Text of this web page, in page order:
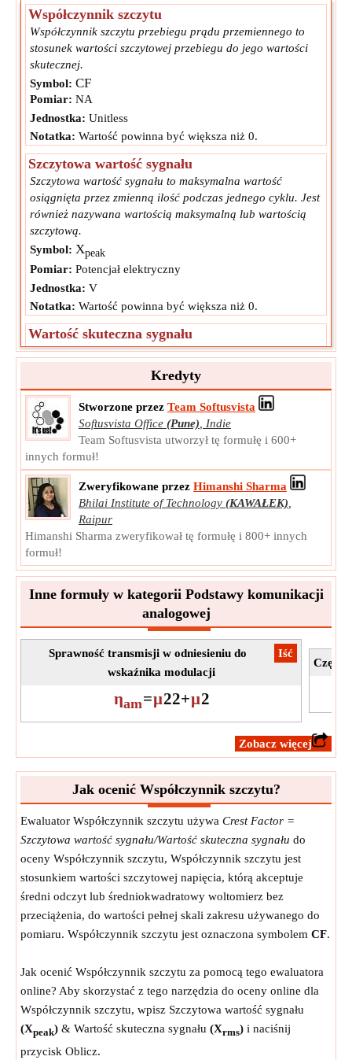
Współczynnik szczytu
Współczynnik szczytu przebiegu prądu przemiennego to
stosunek wartości szczytowej przebiegu do jego wartości
skutecznej.
Symbol: CF
Pomiar: NA
Jednostka: Unitless
Notatka: Wartość powinna być większa niż 0.
Szczytowa wartość sygnału
Szczytowa wartość sygnału to maksymalna wartość
osiągnięta przez zmienną ilość podczas jednego cyklu. Jest
również nazywana wartością maksymalną lub wartością
szczytową.
Symbol: Xpeak
Pomiar: Potencjał elektryczny
Jednostka: V
Notatka: Wartość powinna być większa niż 0.
Wartość skuteczna sygnału
Wartość skuteczna sygnału to średnia kwadratowa
Symbol:
Xrms
Pomiar:
Potencjał elektryczny
Jednostka:V
Notatka:Wartość powinna być większa niż 0.
Kredyty
Stworzone przez Team Softusvista
Softusvista Office (Pune), Indie
Team Softusvista utworzył tę formułę i 600+
innych formuł!
Zweryfikowane przez Himanshi Sharma
Bhilai Institute of Technology (KAWAŁEK),
Raipur
Himanshi Sharma zweryfikował tę formułę i 800+ innych
formuł!
Inne formuły w kategorii Podstawy komunikacji
analogowej
​Iść
Sprawność transmisji w odniesieniu do
wskaźnika modulacji
ηam=μ22+μ2
​Zobacz więcej
Jak ocenić Współczynnik szczytu?
Ewaluator Współczynnik szczytu używa Crest Factor =
Szczytowa wartość sygnału/Wartość skuteczna sygnału do
oceny Współczynnik szczytu, Współczynnik szczytu jest
stosunkiem wartości szczytowej napięcia, którą akceptuje
średni odczyt lub średniokwadratowy woltomierz bez
przeciążenia, do wartości pełnej skali zakresu używanego do
pomiaru. Współczynnik szczytu jest oznaczona symbolem CF.
Jak ocenić Współczynnik szczytu za pomocą tego ewaluatora
online? Aby skorzystać z tego narzędzia do oceny online dla
Współczynnik szczytu, wpisz Szczytowa wartość sygnału
(Xpeak) & Wartość skuteczna sygnału (Xrms) i naciśnij
przycisk Oblicz.